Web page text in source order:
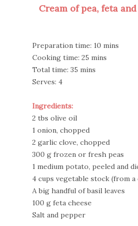
Cream of pea, feta
Preparation time: 10 mins
Cooking time: 25 mins
Total time: 35 mins
Serves: 4
Ingredients:
2 tbs olive oil
1 onion, chopped
2 garlic clove, chopped
300 g frozen or fresh peas
1 medium potato, peeled and
4 cups vegetable stock (from a
A big handful of basil leaves
100 g feta cheese
Salt and pepper